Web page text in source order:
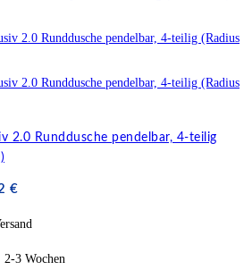
2.0 Runddusche pendelbar, 4-teilig
€
2-3 Wochen